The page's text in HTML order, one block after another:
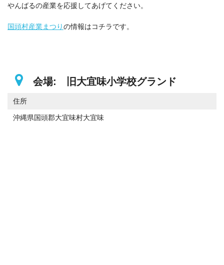
やんばるの産業を応援してあげてください。
国頭村産業まつりの情報はコチラです。
会場: 旧大宜味小学校グランド
住所
沖縄県国頭郡大宜味村大宜味